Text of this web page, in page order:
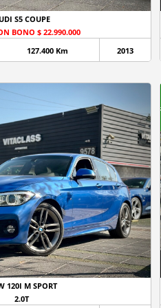
S5 COUPE
BONO $ 22.990.000
127.400 Km 2013
120I M SPORT
2.0T